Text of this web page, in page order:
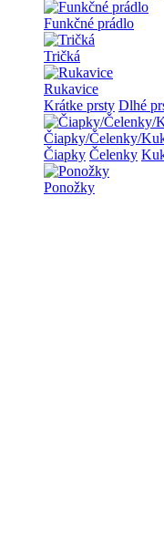
Funkčné prádlo
Tričká
Rukavice
Krátke prsty Dlhé
Čiapky/Čelenky/
Čiapky Čelenky
Ponožky